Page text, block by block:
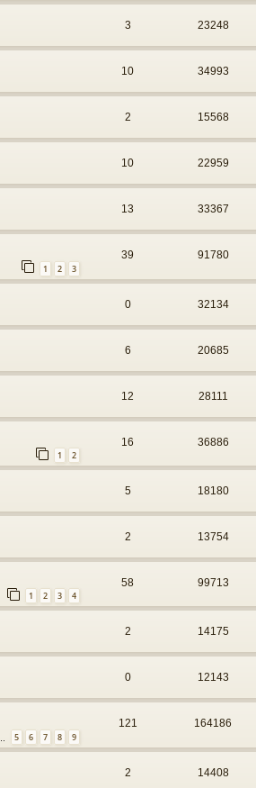
3 23248
10 34993
2 15568
10 22959
13 33367
1 2 3
39 91780
0 32134
6 20685
12 28111
1 2
16 36886
5 18180
2 13754
1 2 3 4
58 99713
2 14175
0 12143
5 6 7 8 9
121 164186
2 14408